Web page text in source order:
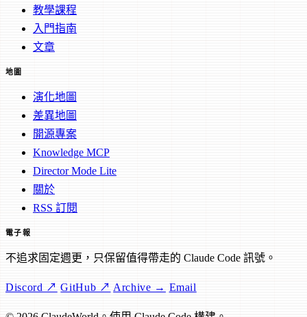
教學課程
入門指南
文章
地圖
演化地圖
差異地圖
開源專案
Knowledge MCP
Director Mode Lite
關於
RSS 訂閱
電子報
不追求固定週更，只保留值得帶走的 Claude Code 訊號。
Discord ↗ GitHub ↗ Archive → Email